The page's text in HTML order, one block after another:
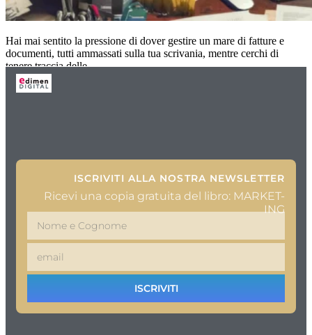
Hai mai sentito la pressione di dover gestire un mare di fatture e
documenti, tutti ammassati sulla tua scrivania, mentre cerchi di
tenere traccia delle
ISCRIVITI ALLA NOSTRA NEWSLETTER
Ricevi una copia gratuita del libro: MARKET-
ING
ISCRIVITI